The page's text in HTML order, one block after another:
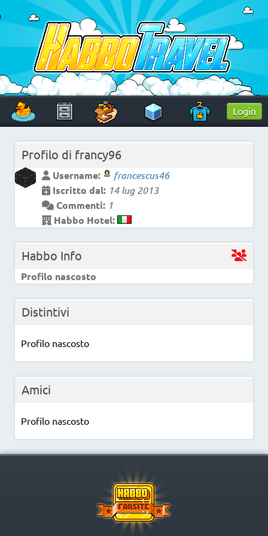
to
content
HabboTravel
Un viaggio di pixel!
Login
Profilo di francy96
Username:
francescus46
Iscritto dal: 14 lug 2013
Commenti: 1
Habbo Hotel:
Habbo Info
Profilo nascosto
Distintivi
Profilo nascosto
Amici
Profilo nascosto